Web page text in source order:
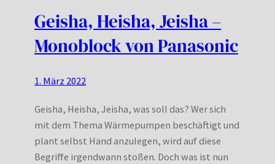
Geisha, Heisha, Jeisha –
Monoblock von Panasonic
1. März 2022
Geisha, Heisha, Jeisha, was soll das? Wer sich
mit dem Thema Wärmepumpen beschäftigt und
plant selbst Hand anzulegen, wird auf diese
Begriffe irgendwann stoßen. Doch was ist nun